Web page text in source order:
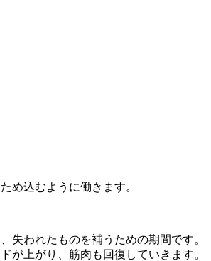
め込むように働きます。
失われたものを補うための期間です。
が上がり、筋肉も回復していきます。